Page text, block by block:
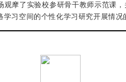
观摩了实验校参研骨干教师示范课
学习空间的个性化学习研究开展情况